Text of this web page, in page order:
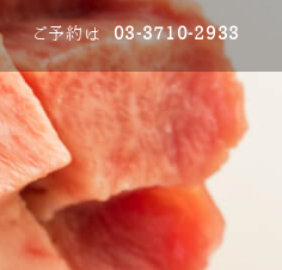
ご予約は 03-3710-2933